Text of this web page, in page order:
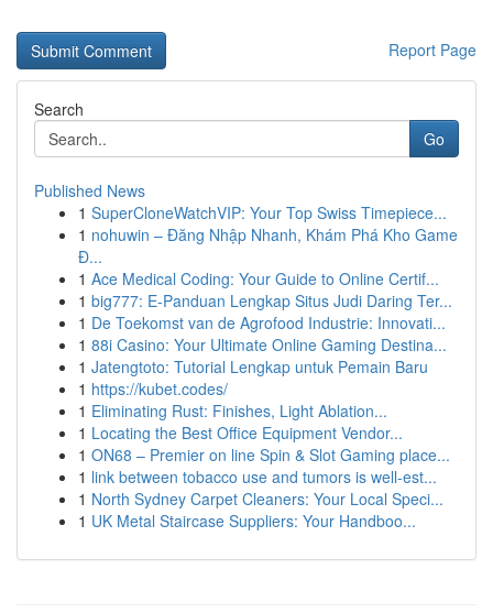
Report Page
Search
Go
Published News
1 SuperCloneWatchVIP: Your Top Swiss Timepiece...
1 nohuwin – Đăng Nhập Nhanh, Khám Phá Kho Game
Đ...
1 Ace Medical Coding: Your Guide to Online Certif...
1 big777: E-Panduan Lengkap Situs Judi Daring Ter...
1 De Toekomst van de Agrofood Industrie: Innovati...
1 88i Casino: Your Ultimate Online Gaming Destina...
1 Jatengtoto: Tutorial Lengkap untuk Pemain Baru
1 https://kubet.codes/
1 Eliminating Rust: Finishes, Light Ablation...
1 Locating the Best Office Equipment Vendor...
1 ON68 – Premier on line Spin & Slot Gaming place...
1 link between tobacco use and tumors is well-est...
1 North Sydney Carpet Cleaners: Your Local Speci...
1 UK Metal Staircase Suppliers: Your Handboo...